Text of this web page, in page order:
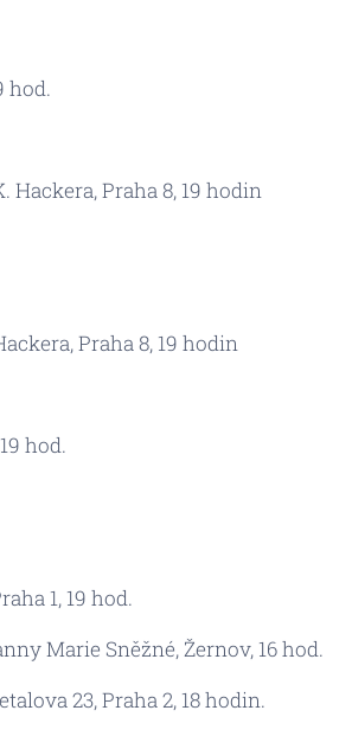
hod.
Hackera, Praha 8, 19 hodin
Praha 8, 19 hodin
hod.
1, 19 hod.
Marie Sněžné, Žernov, 16 hod.
23, Praha 2, 18 hodin.